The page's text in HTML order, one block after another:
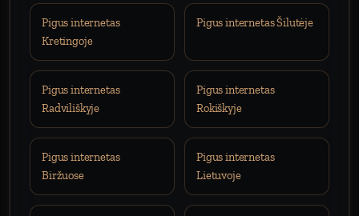
Pigus internetas
Kretingoje
Pigus internetas Šilutėje
Pigus internetas
Radviliškyje
Pigus internetas
Rokiškyje
Pigus internetas
Biržuose
Pigus internetas
Lietuvoje